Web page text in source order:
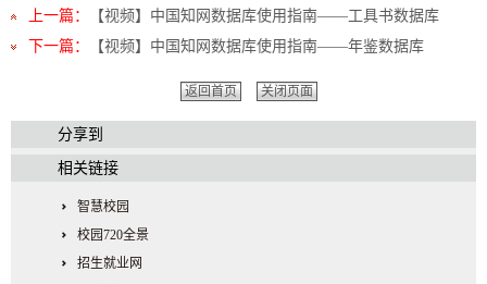
上一篇：
【视频】中国知网数据库使用指南——工具书数据库
下一篇：
【视频】中国知网数据库使用指南——年鉴数据库
返回首页 关闭页面
分享到
相关链接
智慧校园
校园720全景
招生就业网